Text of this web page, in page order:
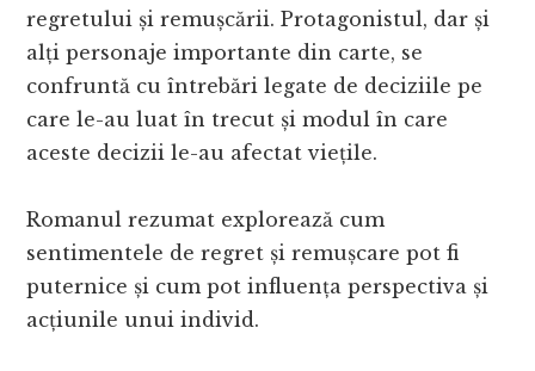
regretului și remușcării. Protagonistul, dar și
alți personaje importante din carte, se
confruntă cu întrebări legate de deciziile pe
care le-au luat în trecut și modul în care
aceste decizii le-au afectat viețile.
Romanul rezumat explorează cum
sentimentele de regret și remușcare pot fi
puternice și cum pot influența perspectiva și
acțiunile unui individ.